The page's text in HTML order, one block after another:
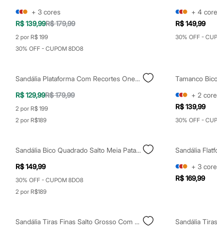
Vestidos
Masculino
Em alta
Dia dos Pais
Inverno
Camisas
Calças
Camisetas e Regatas
Casacos e Jaquetas
Jeans
Polos
Chapéus e Bonés
Carteiras
Óculos
Relógios
Calçados
Sapatos
+ 3 cores
R$ 139,99R$ 179,99
2 por R$ 199
30% OFF - CUPOM 8DO8
+ 4
R$ 149,99
30% OFF -
Sandália Plataforma Com Recortes Oneself Off White
R$ 129,99R$ 179,99
2 por R$ 199
2 por R$189
Tamanco
+ 2
R$ 139,99
30% OFF -
Sandália Bico Quadrado Salto Meia Pata Preta
R$ 149,99
30% OFF - CUPOM 8DO8
2 por R$189
+ 3
R$ 169,99
Sandália Tiras Finas Salto Grosso Com Brilhos Via Uno Off White